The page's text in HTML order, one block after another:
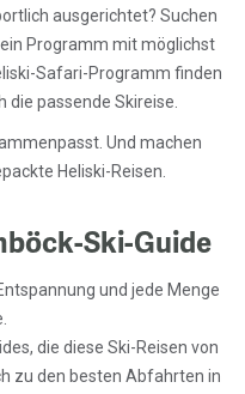
ausgerichtet? Suchen
Programm mit möglichst
Safari-Programm finden
passende Skireise.
Und machen
Heliski-Reisen.
Ski-Guide
und jede Menge
die diese Ski-Reisen von
zu den besten Abfahrten in